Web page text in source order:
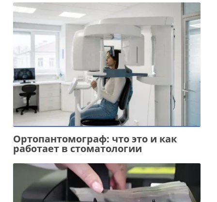
Ортопантомограф: что это и как
работает в стоматологии